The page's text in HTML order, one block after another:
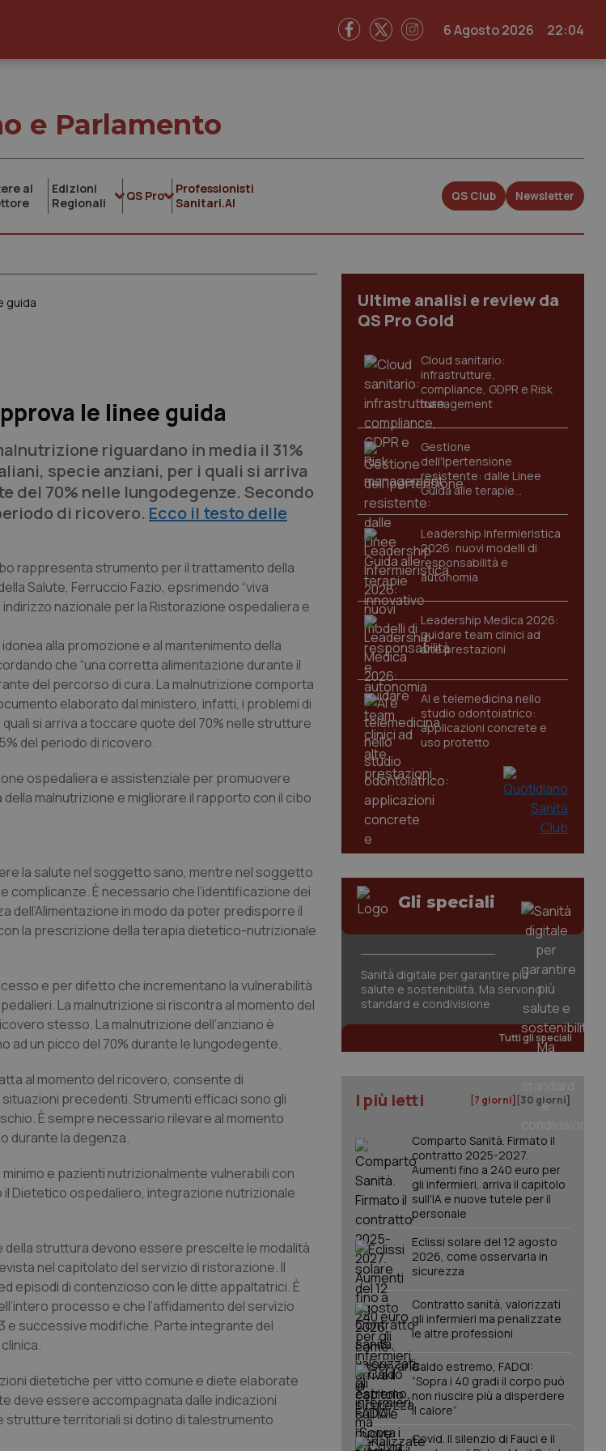
6 Agosto 2026 22:04
e Parlamento
al
Edizioni
Regionali
QS Pro
Professionisti
Sanitari.AI
QS Club Newsletter
guida
le linee guida
riguardano in media il 31%
specie anziani, per i quali si arriva
del 70% nelle lungodegenze. Secondo
di ricovero. Ecco il testo delle
rappresenta strumento per il trattamento della
Salute, Ferruccio Fazio, epsrimendo “viva
nazionale per la Ristorazione ospedaliera e
alla promozione e al mantenimento della
che “una corretta alimentazione durante il
del percorso di cura. La malnutrizione comporta
elaborato dal ministero, infatti, i problemi di
si arriva a toccare quote del 70% nelle strutture
del periodo di ricovero.
ospedaliera e assistenziale per promuovere
malnutrizione e migliorare il rapporto con il cibo
la salute nel soggetto sano, mentre nel soggetto
È necessario che l’identificazione dei
dell’Alimentazione in modo da poter predisporre il
la prescrizione della terapia dietetico-nutrizionale
e per difetto che incrementano la vulnerabilità
La malnutrizione si riscontra al momento del
stesso. La malnutrizione dell’anziano è
ad un picco del 70% durante le lungodegente.
al momento del ricovero, consente di
precedenti. Strumenti efficaci sono gli
È sempre necessario rilevare al momento
durante la degenza.
e pazienti nutrizionalmente vulnerabili con
Dietetico ospedaliero, integrazione nutrizionale
della struttura devono essere prescelte le modalità
nel capitolato del servizio di ristorazione. Il
episodi di contenzioso con le ditte appaltatrici. È
processo e che l’affidamento del servizio
e successive modifiche. Parte integrante del
dietetiche per vitto comune e diete elaborate
deve essere accompagnata dalle indicazioni
strutture territoriali si dotino di talestrumento
Ultime analisi e review da
QS Pro Gold
Cloud sanitario:
infrastrutture,
compliance, GDPR e Risk
management
Gestione
dell'Ipertensione
resistente: dalle Linee
Guida alle terapie
innovative
Leadership Infermieristica
2026: nuovi modelli di
responsabilità e
autonomia
Leadership Medica 2026:
guidare team clinici ad
alte prestazioni
AI e telemedicina nello
studio odontoiatrico:
applicazioni concrete e
uso protetto
Gli speciali
Sanità digitale per garantire più
salute e sostenibilità. Ma servono
standard e condivisione
Tutti gli speciali
I più letti [7 giorni] [30 giorni]
Comparto Sanità. Firmato il
contratto 2025-2027.
Aumenti fino a 240 euro per
gli infermieri, arriva il capitolo
sull'IA e nuove tutele per il
personale
Eclissi solare del 12 agosto
2026, come osservarla in
sicurezza
Contratto sanità, valorizzati
gli infermieri ma penalizzate
le altre professioni
Caldo estremo, FADOI:
“Sopra i 40 gradi il corpo può
non riuscire più a disperdere
il calore”
Covid. Il silenzio di Fauci e il